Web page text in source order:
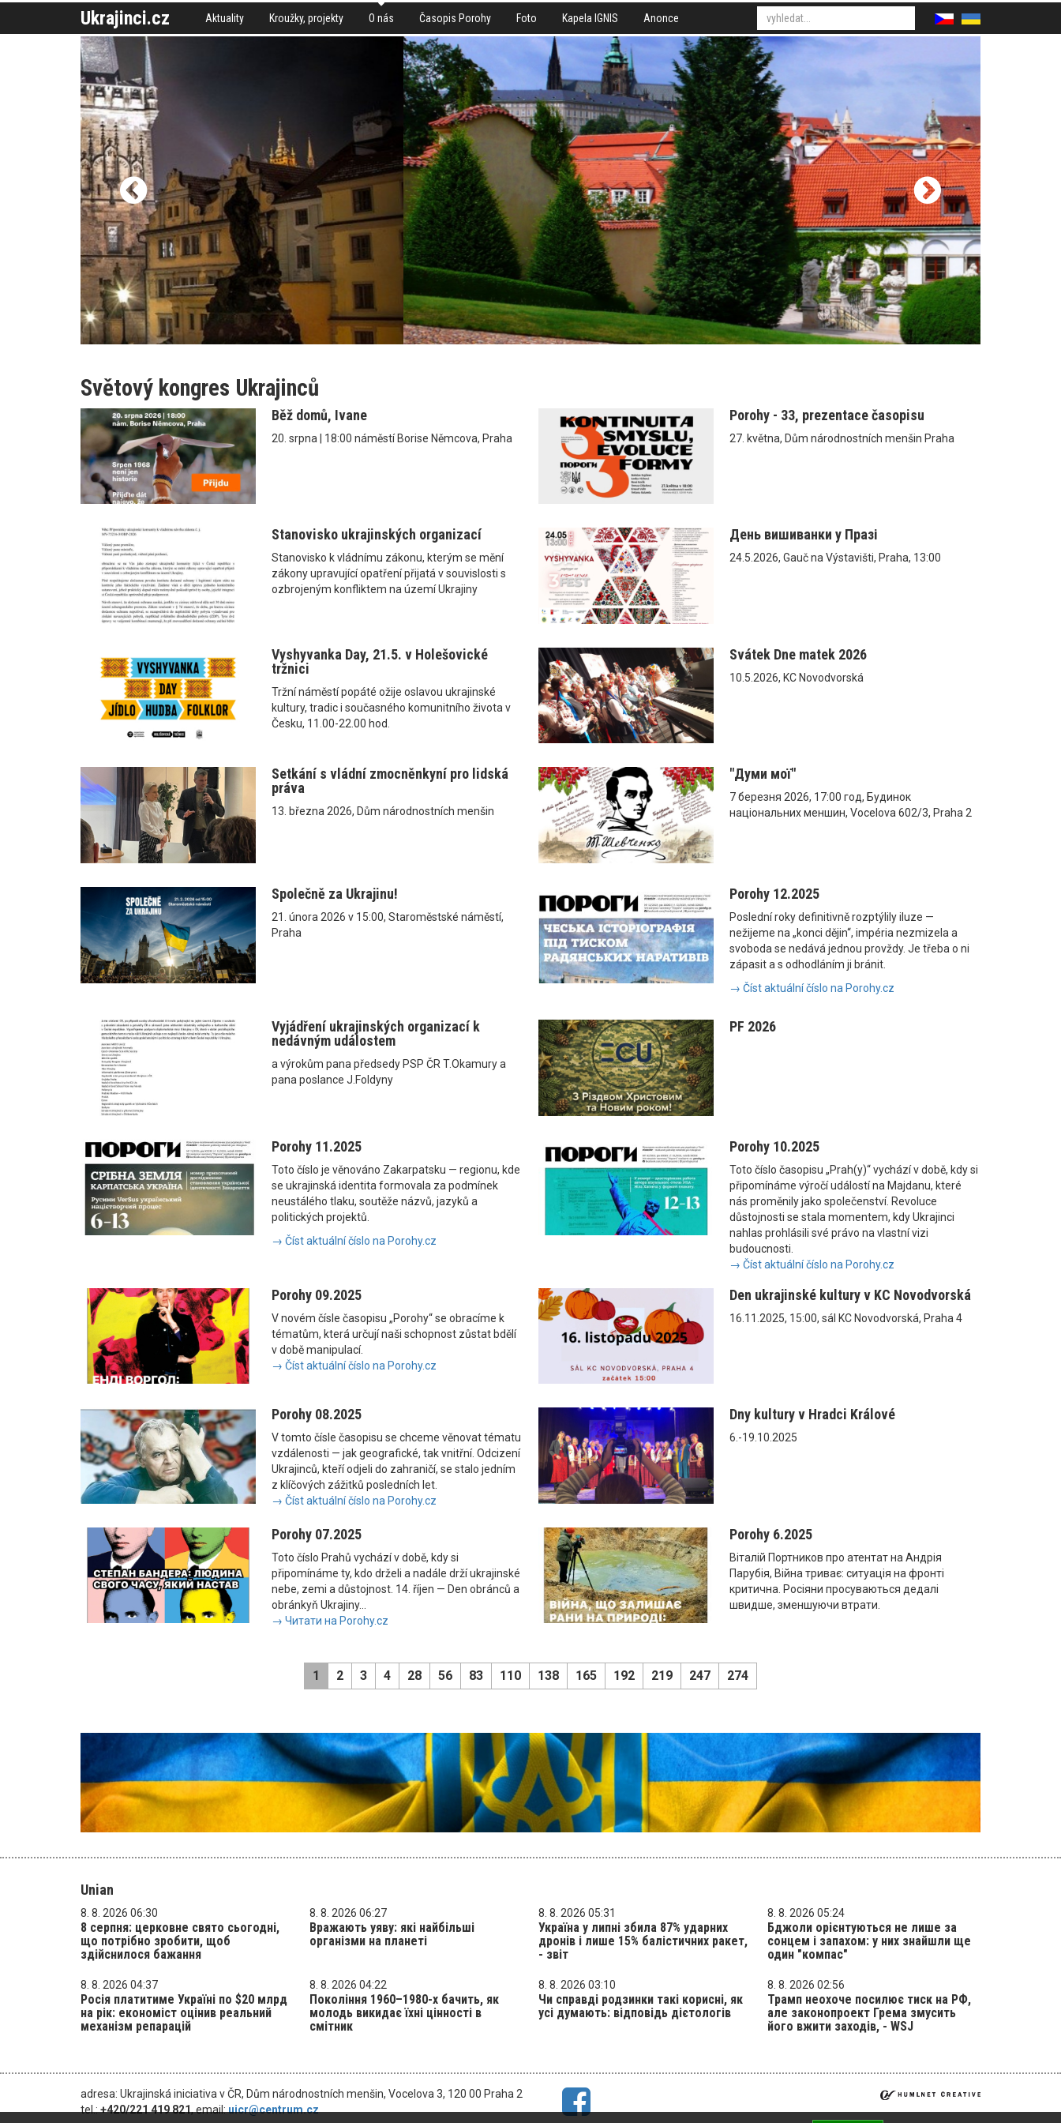
Ukrajinci.cz Aktuality Kroužky, projekty O nás Časopis Porohy Foto Kapela IGNIS Anonce
Světový kongres Ukrajinců
Běž domů, Ivane
20. srpna | 18:00 náměstí Borise Němcova, Praha
Porohy - 33, prezentace časopisu
27. května, Dům národnostních menšin Praha
Stanovisko ukrajinských organizací
Stanovisko k vládnímu zákonu, kterým se mění
zákony upravující opatření přijatá v souvislosti s
ozbrojeným konfliktem na území Ukrajiny
День вишиванки у Празі
24.5.2026, Gauč na Výstavišti, Praha, 13:00
Vyshyvanka Day, 21.5. v Holešovické
tržnici
Tržní náměstí popáté ožije oslavou ukrajinské
kultury, tradic i současného komunitního života v
Česku, 11.00-22.00 hod.
Svátek Dne matek 2026
10.5.2026, KC Novodvorská
Setkání s vládní zmocněnkyní pro lidská
práva
13. března 2026, Dům národnostních menšin
"Думи мої"
7 березня 2026, 17:00 год, Будинок
національних меншин, Vocelova 602/3, Praha 2
Společně za Ukrajinu!
21. února 2026 v 15:00, Staroměstské náměstí,
Praha
Porohy 12.2025
Poslední roky definitivně rozptýlily iluze —
nežijeme na „konci dějin“, impéria nezmizela a
svoboda se nedává jednou provždy. Je třeba o ni
zápasit a s odhodláním ji bránit.
→ Číst aktuální číslo na Porohy.cz
Vyjádření ukrajinských organizací k
nedávným událostem
a výrokům pana předsedy PSP ČR T.Okamury a
pana poslance J.Foldyny
PF 2026
Porohy 11.2025
Toto číslo je věnováno Zakarpatsku — regionu, kde
se ukrajinská identita formovala za podmínek
neustálého tlaku, soutěže názvů, jazyků a
politických projektů.
→ Číst aktuální číslo na Porohy.cz
Porohy 10.2025
Toto číslo časopisu „Prah(y)“ vychází v době, kdy si
připomínáme výročí událostí na Majdanu, které
nás proměnily jako společenství. Revoluce
důstojnosti se stala momentem, kdy Ukrajinci
nahlas prohlásili své právo na vlastní vizi
budoucnosti.
→ Číst aktuální číslo na Porohy.cz
Porohy 09.2025
V novém čísle časopisu „Porohy“ se obracíme k
tématům, která určují naši schopnost zůstat bdělí
v době manipulací.
→ Číst aktuální číslo na Porohy.cz
Den ukrajinské kultury v KC Novodvorská
16.11.2025, 15:00, sál KC Novodvorská, Praha 4
Porohy 08.2025
V tomto čísle časopisu se chceme věnovat tématu
vzdálenosti — jak geografické, tak vnitřní. Odcizení
Ukrajinců, kteří odjeli do zahraničí, se stalo jedním
z klíčových zážitků posledních let.
→ Číst aktuální číslo na Porohy.cz
Dny kultury v Hradci Králové
6.-19.10.2025
Porohy 07.2025
Toto číslo Prahů vychází v době, kdy si
připomínáme ty, kdo drželi a nadále drží ukrajinské
nebe, zemi a důstojnost. 14. říjen — Den obránců a
obránkyň Ukrajiny...
→ Читати на Porohy.cz
Porohy 6.2025
Віталій Портников про атентат на Андрія
Парубія, Війна триває: ситуація на фронті
критична. Росіяни просуваються дедалі
швидше, зменшуючи втрати.
1 2 3 4 28 56 83 110 138 165 192 219 247 274
Unian
8. 8. 2026 06:30
8 серпня: церковне свято сьогодні,
що потрібно зробити, щоб
здійснилося бажання
8. 8. 2026 06:27
Вражають уяву: які найбільші
організми на планеті
8. 8. 2026 05:31
Україна у липні збила 87% ударних
дронів і лише 15% балістичних ракет,
- звіт
8. 8. 2026 05:24
Бджоли орієнтуються не лише за
сонцем і запахом: у них знайшли ще
один "компас"
8. 8. 2026 04:37
Росія платитиме Україні по $20 млрд
на рік: економіст оцінив реальний
механізм репарацій
8. 8. 2026 04:22
Покоління 1960–1980-х бачить, як
молодь викидає їхні цінності в
смітник
8. 8. 2026 03:10
Чи справді родзинки такі корисні, як
усі думають: відповідь дієтологів
8. 8. 2026 02:56
Трамп неохоче посилює тиск на РФ,
але законопроект Грема змусить
його вжити заходів, - WSJ
adresa: Ukrajinská iniciativa v ČR, Dům národnostních menšin, Vocelova 3, 120 00 Praha 2
tel.:+420/221 419 821, email:uicr@centrum.cz